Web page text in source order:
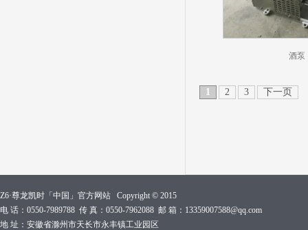
酒泵
1 2 3 下一页
Z6·尊龙凯时「中国」官方网站 Copyright © 2015
电 话：0550-7989788 传 真：0550-7962088 邮 箱：13359007588@qq.com
地 址：安徽省滁州市天长市永丰镇工业园区